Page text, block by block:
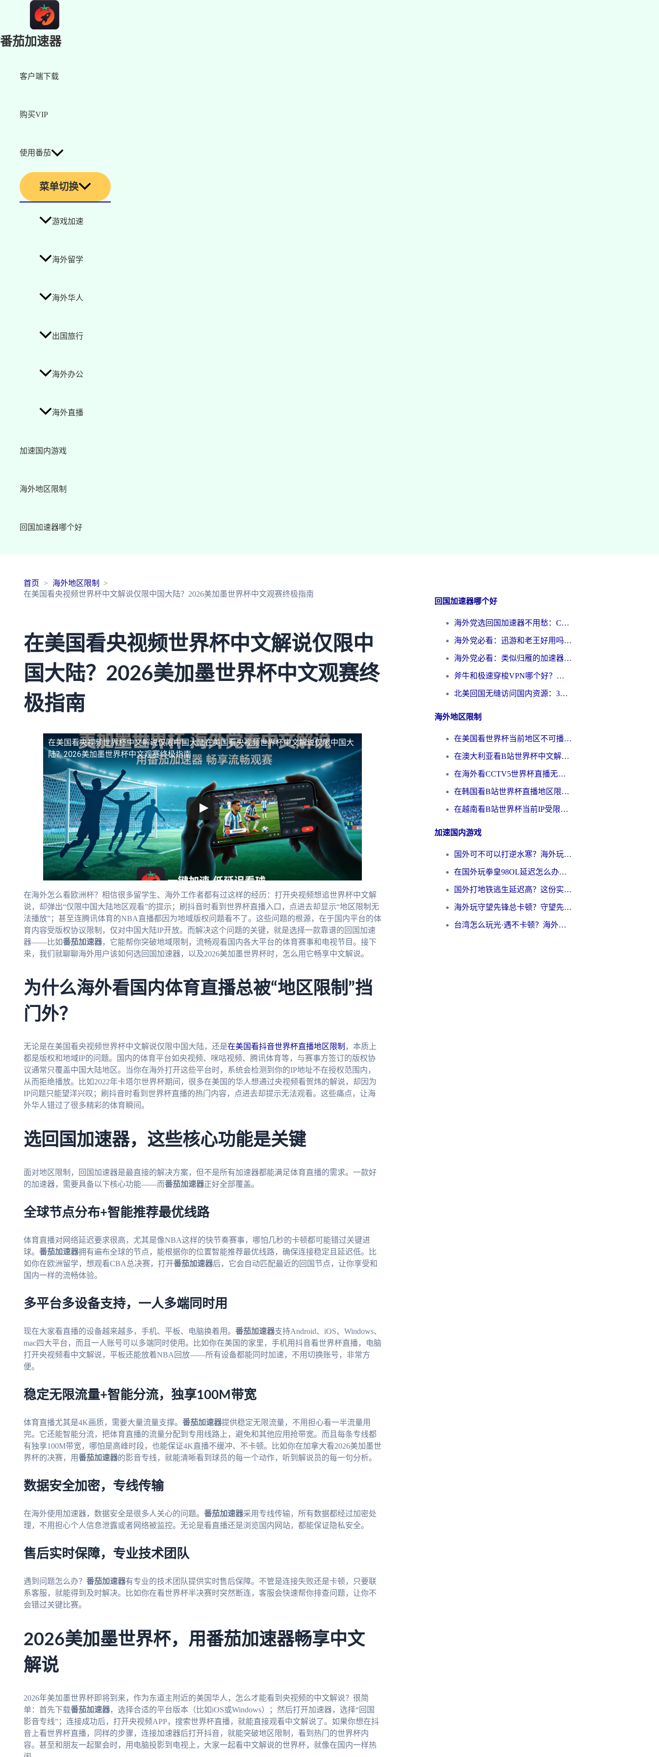
番茄加速器
客户端下载
购买VIP
使用番茄
菜单切换
游戏加速
海外留学
海外华人
出国旅行
海外办公
海外直播
加速国内游戏
海外地区限制
回国加速器哪个好
首页
海外地区限制
在美国看央视频世界杯中文解说仅限中国大陆？2026美加墨世界杯中文观赛终极指南
在美国看央视频世界杯中文解说仅限中
国大陆？2026美加墨世界杯中文观赛终
极指南
在美国看央视频世界杯中文解说仅限中国大陆在美国看央视频世界杯中文解说仅限中国大
陆？2026美加墨世界杯中文观赛终极指南
在海外怎么看欧洲杯？相信很多留学生、海外工作者都有过这样的经历：打开央视频想追世界杯中文解
说，却弹出“仅限中国大陆地区观看”的提示；刷抖音时看到世界杯直播入口，点进去却显示“地区限制无
法播放”；甚至连腾讯体育的NBA直播都因为地域版权问题看不了。这些问题的根源，在于国内平台的体
育内容受版权协议限制，仅对中国大陆IP开放。而解决这个问题的关键，就是选择一款靠谱的回国加速
器——比如番茄加速器，它能帮你突破地域限制，流畅观看国内各大平台的体育赛事和电视节目。接下
来，我们就聊聊海外用户该如何选回国加速器，以及2026美加墨世界杯时，怎么用它畅享中文解说。
为什么海外看国内体育直播总被“地区限制”挡
门外？
无论是在美国看央视频世界杯中文解说仅限中国大陆，还是在美国看抖音世界杯直播地区限制 ，本质上
都是版权和地域IP的问题。国内的体育平台如央视频、咪咕视频、腾讯体育等，与赛事方签订的版权协
议通常只覆盖中国大陆地区。当你在海外打开这些平台时，系统会检测到你的IP地址不在授权范围内，
从而拒绝播放。比如2022年卡塔尔世界杯期间，很多在美国的华人想通过央视频看贺炜的解说，却因为
IP问题只能望洋兴叹；刷抖音时看到世界杯直播的热门内容，点进去却提示无法观看。这些痛点，让海
外华人错过了很多精彩的体育瞬间。
选回国加速器，这些核心功能是关键
面对地区限制，回国加速器是最直接的解决方案，但不是所有加速器都能满足体育直播的需求。一款好
的加速器，需要具备以下核心功能——而番茄加速器正好全部覆盖。
全球节点分布+智能推荐最优线路
体育直播对网络延迟要求很高，尤其是像NBA这样的快节奏赛事，哪怕几秒的卡顿都可能错过关键进
球。 番茄加速器拥有遍布全球的节点，能根据你的位置智能推荐最优线路，确保连接稳定且延迟低。比
如你在欧洲留学，想观看CBA总决赛，打开番茄加速器后，它会自动匹配最近的回国节点，让你享受和
国内一样的流畅体验。
多平台多设备支持，一人多端同时用
现在大家看直播的设备越来越多，手机、平板、电脑换着用。 番茄加速器支持Android、iOS、Windows、
mac四大平台，而且一人账号可以多端同时使用。比如你在美国的家里，手机用抖音看世界杯直播，电脑
打开央视频看中文解说，平板还能放着NBA回放——所有设备都能同时加速，不用切换账号，非常方
便。
稳定无限流量+智能分流，独享100M带宽
体育直播尤其是4K画质，需要大量流量支撑。 番茄加速器提供稳定无限流量，不用担心看一半流量用
完。它还能智能分流，把体育直播的流量分配到专用线路上，避免和其他应用抢带宽。而且每条专线都
有独享100M带宽，哪怕是高峰时段，也能保证4K直播不缓冲、不卡顿。比如你在加拿大看2026美加墨世
界杯的决赛，用番茄加速器的影音专线，就能清晰看到球员的每一个动作，听到解说员的每一句分析。
数据安全加密，专线传输
在海外使用加速器，数据安全是很多人关心的问题。 番茄加速器采用专线传输，所有数据都经过加密处
理，不用担心个人信息泄露或者网络被监控。无论是看直播还是浏览国内网站，都能保证隐私安全。
售后实时保障，专业技术团队
遇到问题怎么办？ 番茄加速器有专业的技术团队提供实时售后保障。不管是连接失败还是卡顿，只要联
系客服，就能得到及时解决。比如你在看世界杯半决赛时突然断连，客服会快速帮你排查问题，让你不
会错过关键比赛。
2026美加墨世界杯，用番茄加速器畅享中文
解说
2026年美加墨世界杯即将到来，作为东道主附近的美国华人，怎么才能看到央视频的中文解说？很简
单：首先下载番茄加速器，选择合适的平台版本（比如iOS或Windows）；然后打开加速器，选择“回国
影音专线”；连接成功后，打开央视频APP，搜索世界杯直播，就能直接观看中文解说了。如果你想在抖
音上看世界杯直播，同样的步骤，连接加速器后打开抖音，就能突破地区限制，看到热门的世界杯内
容。甚至和朋友一起聚会时，用电脑投影到电视上，大家一起看中文解说的世界杯，就像在国内一样热
回国加速器哪个好
海外党选回国加速器不用愁：ChickCN和洞见哪个好？一篇搞定所有疑问
海外党必看：迅游和老王好用吗？3分钟选对加速国内网络的加速器
海外党必看：类似归雁的加速器怎么选？一篇搞定无缝访问国内资源
斧牛和极速穿梭VPN哪个好？海外党选回国加速器必看的真实对比与避坑指南
北美回国无缝访问国内资源：3年海外党亲测的加速器选择指南
海外地区限制
在美国看世界杯当前地区不可播放？海外党体育观赛终极指南来了！
在澳大利亚看B站世界杯中文解说仅限中国大陆？这篇指南帮你打破限制看遍赛事
在海外看CCTV5世界杯直播无法播放？这篇指南让你和国内球迷同步呐喊
在韩国看B站世界杯直播地区限制？这篇指南让你告别“当前地区不可播放”
在越南看B站世界杯当前IP受限制？海外党体育观赛终极指南来了
加速国内游戏
国外可不可以打逆水寒？海外玩家国服畅玩终极指南（附漫威荒野乱斗加速方案）
在国外玩拳皇98OL延迟怎么办？海外党亲测有效的低延迟指南
国外打地铁逃生延迟高？这份实测有效的低延迟指南帮你吃鸡
海外玩守望先锋总卡顿？守望先锋游戏加速器在哪里买&避坑指南（附欧洲非洲游戏实测）
台湾怎么玩光·遇不卡顿？海外党国服游戏加速终极攻略（附实测体验）